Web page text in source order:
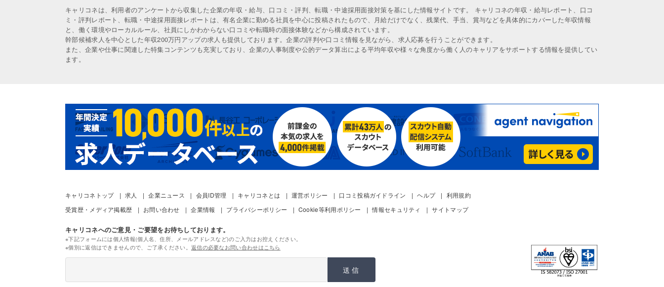
キャリコネは、利用者のアンケートから収集した企業の年収・給与、口コミ・評判、転職・中途採用面接対策を基にした情報サイトです。 キャリコネの年収・給与レポート、口コ
ミ・評判レポート、転職・中途採用面接レポートは、有名企業に勤める社員を中心に投稿されたもので、月給だけでなく、残業代、手当、賞与などを具体的にカバーした年収情報
と、働く環境やローカルルール、社員にしかわからない口コミや転職時の面接体験などから構成されています。
幹部候補求人を中心とした年収200万円アップの求人も提供しております。企業の評判や口コミ情報を見ながら、求人応募を行うことができます。
また、企業や仕事に関連した特集コンテンツも充実しており、企業の人事制度や公的データ算出による平均年収や様々な角度から働く人のキャリアをサポートする情報を提供してい
ます。
キャリコネトップ 求人 企業ニュース 会員ID管理 キャリコネとは 運営ポリシー 口コミ投稿ガイドライン ヘルプ
利用規約
受賞歴・メディア掲載歴
お問い合わせ 企業情報 プライバシーポリシー Cookie等利用ポリシー 情報セキュリティ サイトマップ
キャリコネへのご意見・ご要望をお待ちしております。
※下記フォームには個人情報(個人名、住所、メールアドレスなど)のご入力はお控えください。
※個別に返信はできませんので、ご了承ください。 返信の必要なお問い合わせはこちら
送信